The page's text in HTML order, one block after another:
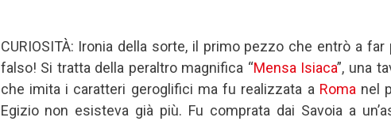
CURIOSITÀ: Ironia della sorte, il primo pezzo che entrò a
falso! Si tratta della peraltro magnifica “Mensa Isiaca”, una
che imita i caratteri geroglifici ma fu realizzata a Roma nel
Egizio non esisteva già più. Fu comprata dai Savoia a